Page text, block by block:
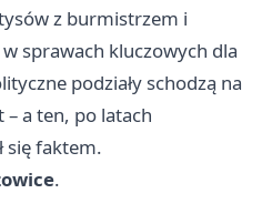
z burmistrzem i
sprawach kluczowych dla
podziały schodzą na
– a ten, po latach
się faktem.
.